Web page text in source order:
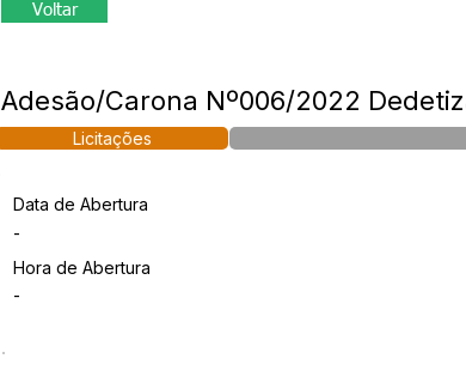
Voltar
Adesão/Carona Nº006/2022
Licitações
Data de Abertura
-
Hora de Abertura
-